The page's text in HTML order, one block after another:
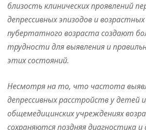
близость клинических проявлений
депрессивных эпизодов и
пубертатного возраста создают
трудности для выявления и
этих состояний.
Несмотря на то, что частота
депрессивных расстройств у детей
общемедицинских учреждениях
сохраняются поздняя диагностика